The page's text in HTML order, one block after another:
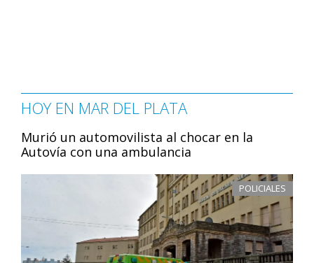
HOY EN MAR DEL PLATA
Murió un automovilista al chocar en la
Autovía con una ambulancia
POLICIALES